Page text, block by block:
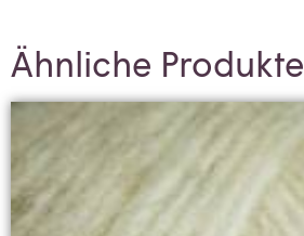
Ähnliche Produkte